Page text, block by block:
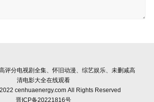
评分电视剧全集、怀旧动漫、综艺娱乐、未删减高
清电影大全在线观看
cenhuaenergy.com All Rights Reserved
晋ICP备20221816号